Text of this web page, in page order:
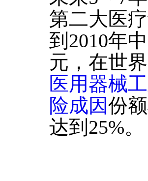
第二大医
到2010年
元，在世
医用器械
险成因份
达到25%。